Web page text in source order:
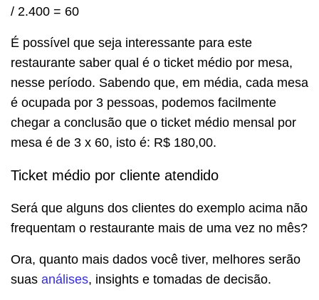
/ 2.400 = 60
É possível que seja interessante para este
restaurante saber qual é o ticket médio por mesa,
nesse período. Sabendo que, em média, cada mesa
é ocupada por 3 pessoas, podemos facilmente
chegar a conclusão que o ticket médio mensal por
mesa é de 3 x 60, isto é: R$ 180,00.
Ticket médio por cliente atendido
Será que alguns dos clientes do exemplo acima não
frequentam o restaurante mais de uma vez no mês?
Ora, quanto mais dados você tiver, melhores serão
suas análises, insights e tomadas de decisão.